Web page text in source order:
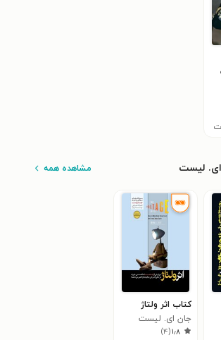
ت
لیست مشاهده همه
کتاب اثر ولتاژ
جان ای. لیست
۱٫۸(۴)